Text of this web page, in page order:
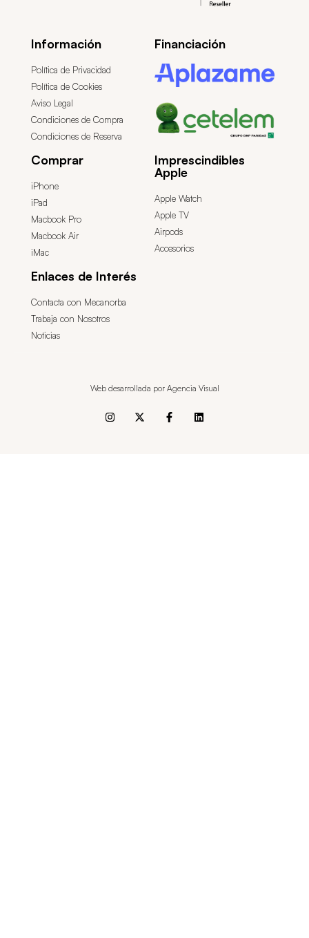
Información
Política de Privacidad
Política de Cookies
Aviso Legal
Condiciones de Compra
Condiciones de Reserva
Financiación
Comprar
iPhone
iPad
Macbook Pro
Macbook Air
iMac
Imprescindibles
Apple
Apple Watch
Apple TV
Airpods
Accesorios
Enlaces de Interés
Contacta con Mecanorba
Trabaja con Nosotros
Noticias
Web desarrollada por Agencia Visual